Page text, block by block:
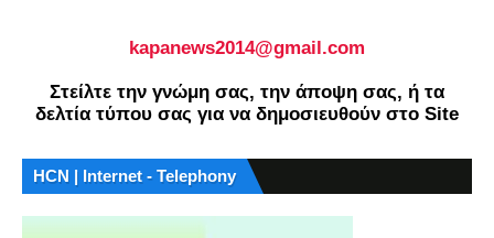
kapanews2014@gmail.com
Στείλτε την γνώμη σας, την άποψη σας, ή τα
δελτία τύπου σας για να δημοσιευθούν στο Site
HCN | Internet - Telephony